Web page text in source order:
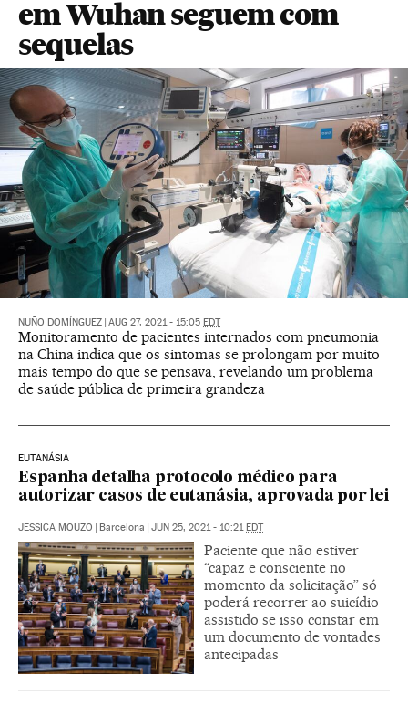
em Wuhan seguem com
sequelas
NUÑO DOMÍNGUEZ AUG 27, 2021 - 15:05 EDT
Monitoramento de pacientes internados com pneumonia
na China indica que os sintomas se prolongam por muito
mais tempo do que se pensava, revelando um problema
de saúde pública de primeira grandeza
EUTANÁSIA
Espanha detalha protocolo médico para
autorizar casos de eutanásia, aprovada por lei
JESSICA MOUZO Barcelona JUN 25, 2021 - 10:21 EDT
Paciente que não estiver
“capaz e consciente no
momento da solicitação” só
poderá recorrer ao suicídio
assistido se isso constar em
um documento de vontades
antecipadas